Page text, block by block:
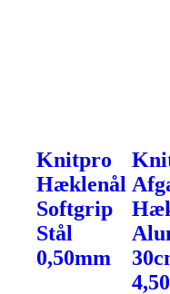
Knitpro
Hæklenål
Softgrip
Stål
0,50mm